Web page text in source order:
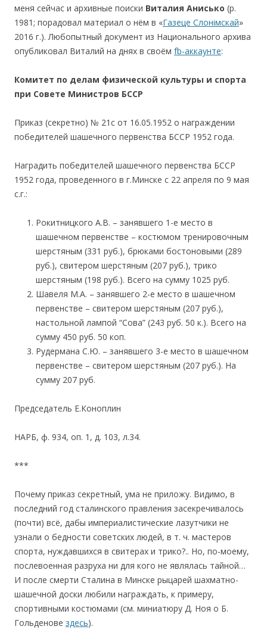
меня сейчас и архивные поиски Виталия Анисько (р.
1981; порадовал материал о нём в «Газеце Слонімскай»
2016 г.). Любопытный документ из Национального архива
опубликовал Виталий на днях в своём fb-аккаунте:
Комитет по делам физической культуры и спорта
при Совете Министров БССР
Приказ (секретно) № 21с от 16.05.1952 о награждении
победителей шашечного первенства БССР 1952 года.
Наградить победителей шашечного первенства БССР
1952 года, проведенного в г.Минске с 22 апреля по 9 мая
с.г.:
Рокитницкого А.В. – занявшего 1-е место в
шашечном первенстве – костюмом тренировочным
шерстяным (331 руб.), брюками бостоновыми (289
руб.), свитером шерстяным (207 руб.), трико
шерстяным (198 руб.). Всего на сумму 1025 руб.
Шавеля М.А. – занявшего 2-е место в шашечном
первенстве – свитером шерстяным (207 руб.),
настольной лампой “Сова” (243 руб. 50 к.). Всего на
сумму 450 руб. 50 коп.
Рудермана С.Ю. – занявшего 3-е место в шашечном
первенстве – свитером шерстяным (207 руб.). На
сумму 207 руб.
Председатель Е.Коноплин
НАРБ, ф. 934, оп. 1, д. 103, л.34.
***
Почему приказ секретный, ума не приложу. Видимо, в
последний год сталинского правления засекречивалось
(почти) всё, дабы империалистические лазутчики не
узнали о бедности советских людей, в т. ч. мастеров
спорта, нуждавшихся в свитерах и трико?.. Но, по-моему,
послевоенная разруха ни для кого не являлась тайной…
И после смерти Сталина в Минске рыцарей шахматно-
шашечной доски любили награждать, к примеру,
спортивными костюмами (см. миниатюру Д. Ноя о Б.
Гольденове здесь).